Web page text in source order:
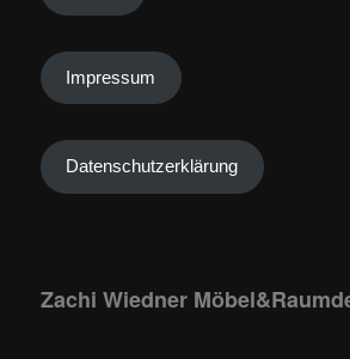
Impressum
Datenschutzerklärung
Zachi Wiedner